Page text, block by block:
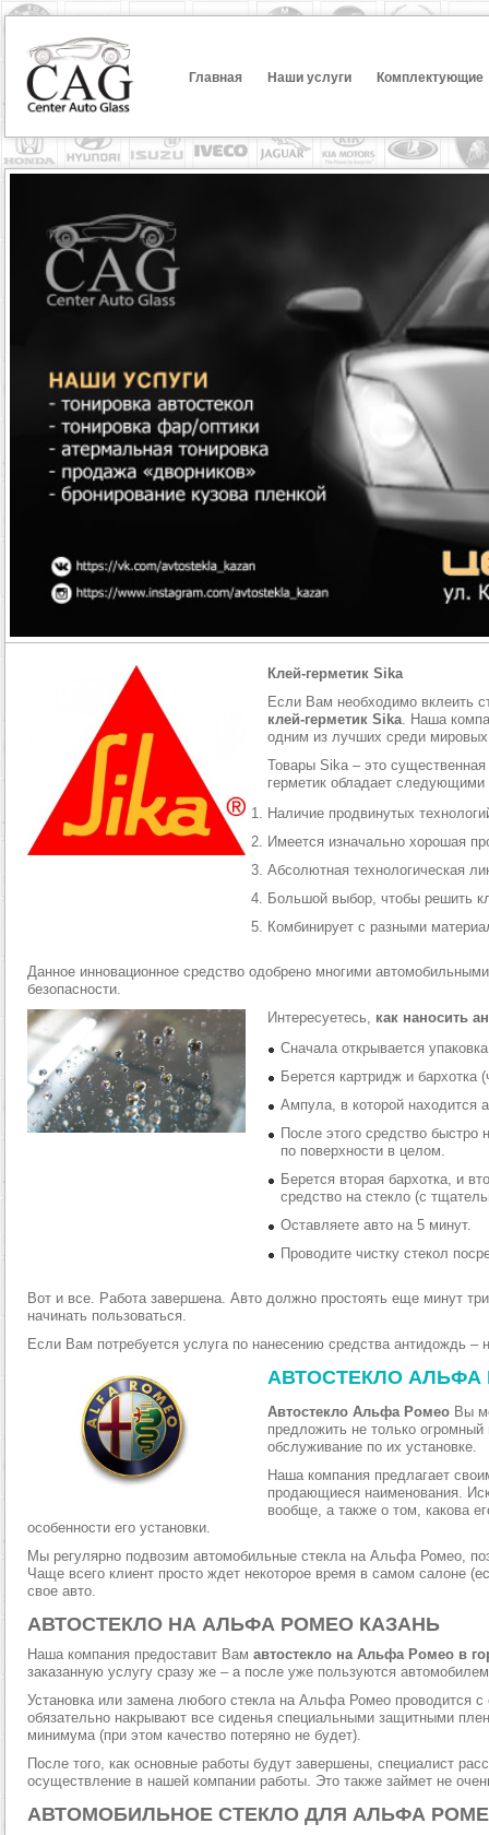
Главная Наши услуги Комплектующие
Клей-герметик Sika
Если Вам необходимо вклеить
клей-герметик Sika. Наша
одним из лучших среди мировых
Товары Sika – это
герметик обладает
Наличие продвинутых
Имеется изначально хорошая
Абсолютная технологическая
Большой выбор, чтобы решить
Комбинирует с разными
Данное инновационное средство одобрено многими
безопасности.
Интересуетесь, как наносить
Сначала открывается
Берется картридж и бархотка
Ампула, в которой находится
После этого средство быстро
по поверхности в целом.
Берется вторая бархотка, и
средство на стекло (с
Оставляете авто на 5 минут.
Проводите чистку стекол
Вот и все. Работа завершена. Авто должно простоять еще минут
начинать пользоваться.
Если Вам потребуется услуга по нанесению средства антидождь
АВТОСТЕКЛО АЛЬФА
Автостекло Альфа Ромео Вы
предложить не только
обслуживание по их установке.
Наша компания предлагает
продающиеся наименования.
вообще, а также о том, какова
особенности его установки.
Мы регулярно подвозим автомобильные стекла на Альфа Ромео,
Чаще всего клиент просто ждет некоторое время в самом салоне
свое авто.
АВТОСТЕКЛО НА АЛЬФА РОМЕО КАЗАНЬ
Наша компания предоставит Вам автостекло на Альфа Ромео в
заказанную услугу сразу же – а после уже пользуются
Установка или замена любого стекла на Альфа Ромео проводится
обязательно накрывают все сиденья специальными защитными
минимума (при этом качество потеряно не будет).
После того, как основные работы будут завершены, специалист
осуществление в нашей компании работы. Это также займет не
АВТОМОБИЛЬНОЕ СТЕКЛО ДЛЯ АЛЬФА